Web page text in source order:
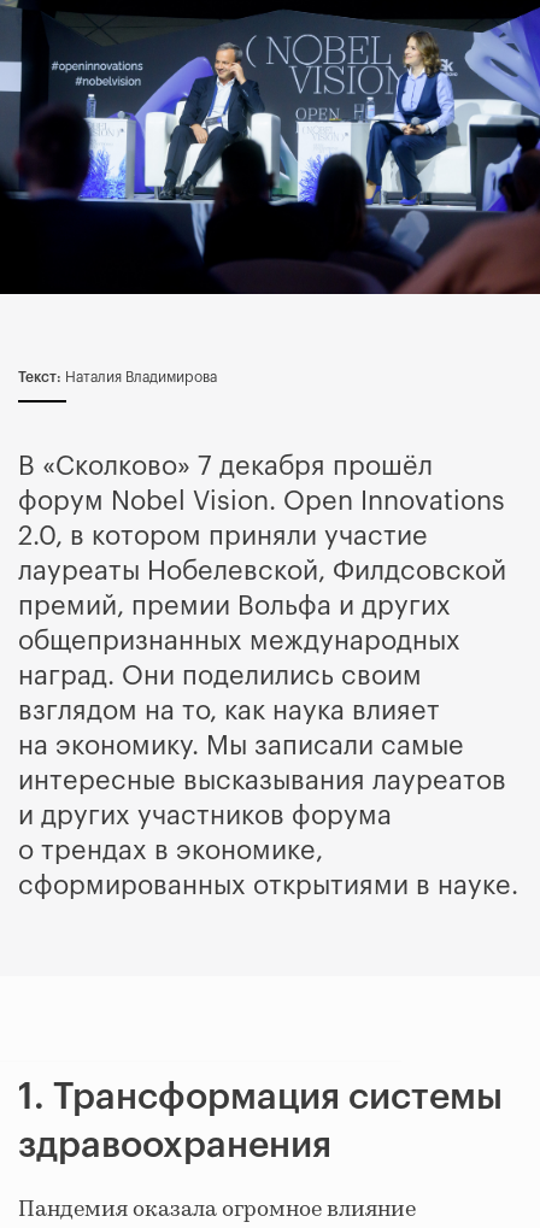
Текст: Наталия Владимирова
В «Сколково» 7 декабря прошёл
форум Nobel Vision. Open Innovations
2.0, в котором приняли участие
лауреаты Нобелевской, Филдсовской
премий, премии Вольфа и других
общепризнанных международных
наград. Они поделились своим
взглядом на то, как наука влияет
на экономику. Мы записали самые
интересные высказывания лауреатов
и других участников форума
о трендах в экономике,
сформированных открытиями в науке.
1. Трансформация системы
здравоохранения
Пандемия оказала огромное влияние